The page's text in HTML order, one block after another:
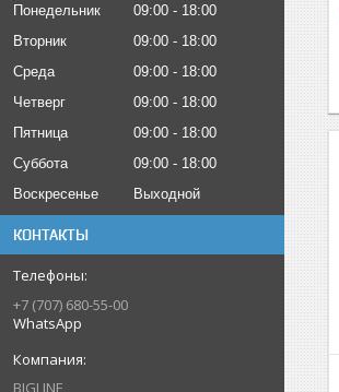
Понедельник 09:00
18:00
Вторник
09:00
18:00
Среда
09:00
18:00
Четверг
09:00
18:00
Пятница
09:00
18:00
Суббота
09:00
18:00
Воскресенье
Выходной
КОНТАКТЫ
+7 (707) 680-55-00
WhatsApp
BIGLINE